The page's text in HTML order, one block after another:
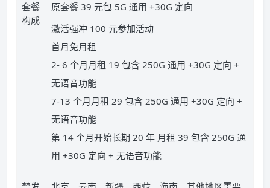
套餐
构成
原套餐 39 元包 5G 通用 +30G 定向
激活强冲 100 元参加活动
首月免月租
2- 6 个月月租 19 包含 250G 通用 +30G 定向 +
无语音功能
7-13 个月月租 29 包含 250G 通用 +30G 定向 +
无语音功能
第 14 个月开始长期 20 年 月租 39 包含 250G 通
用 +30G 定向 + 无语音功能